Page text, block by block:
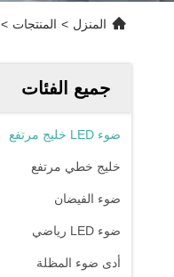
المنزل > المنتجات >
جميع الفئات
ضوء LED خليج مرتفع
خليج خطي مرتفع
ضوء الفيضان
ضوء LED رياضي
أدى ضوء المظلة